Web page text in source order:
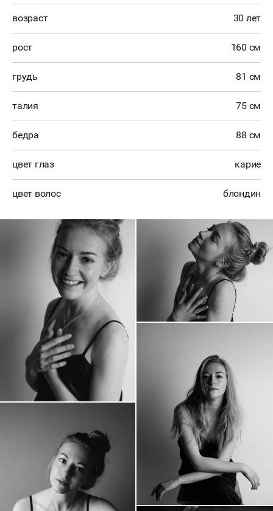
возраст 30 лет
рост 160 см
грудь 81 см
талия 75 см
бедра 88 см
цвет глаз карие
цвет волос блондин